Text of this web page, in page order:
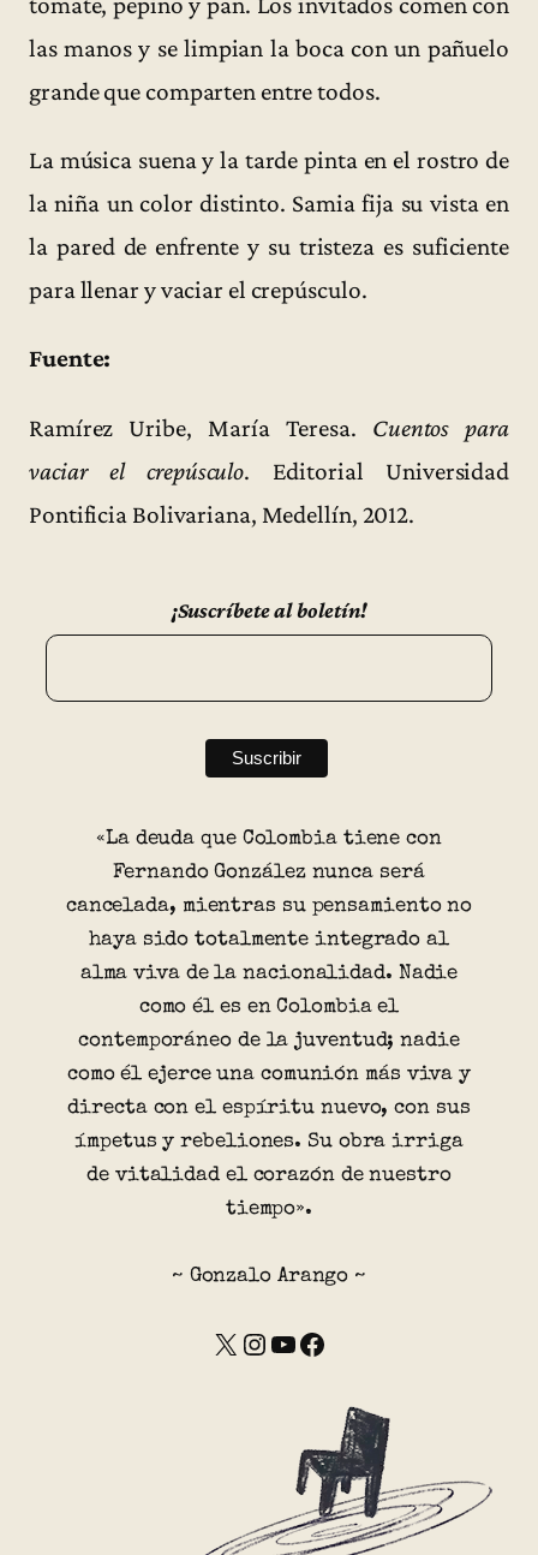
las manos y se limpian la boca con un pañuelo
grande que comparten entre todos.
La música suena y la tarde pinta en el rostro de
la niña un color distinto. Samia fija su vista en
la pared de enfrente y su tristeza es suficiente
para llenar y vaciar el crepúsculo.
Fuente:
Ramírez Uribe, María Teresa. Cuentos para
vaciar el crepúsculo. Editorial Universidad
Pontificia Bolivariana, Medellín, 2012.
¡Suscríbete al boletín!
«La deuda que Colombia tiene con
Fernando González nunca será
cancelada, mientras su pensamiento no
haya sido totalmente integrado al
alma viva de la nacionalidad. Nadie
como él es en Colombia el
contemporáneo de la juventud; nadie
como él ejerce una comunión más viva y
directa con el espíritu nuevo, con sus
ímpetus y rebeliones. Su obra irriga
de vitalidad el corazón de nuestro
tiempo».
~ Gonzalo Arango ~
X Instagram YouTube Facebook